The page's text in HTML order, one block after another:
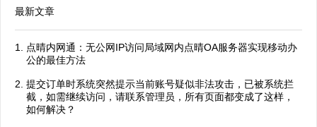
最新文章
点晴内网通：无公网IP访问局域网内点晴OA服务器实现移动办
公的最佳方法
提交订单时系统突然提示当前账号疑似非法攻击，已被系统拦
截，如需继续访问，请联系管理员，所有页面都变成了这样，
如何解决？